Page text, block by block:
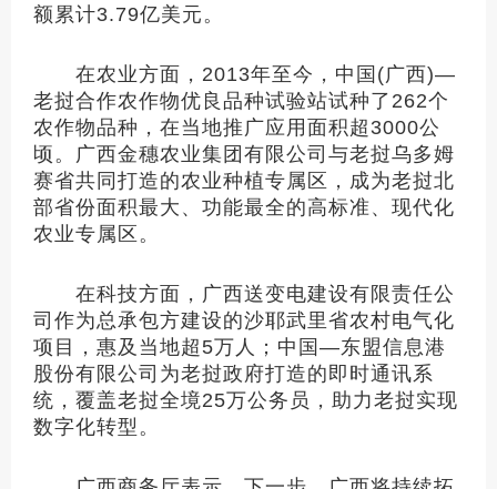
额累计3.79亿美元。
在农业方面，2013年至今，中国(广西)—
老挝合作农作物优良品种试验站试种了262个
农作物品种，在当地推广应用面积超3000公
顷。广西金穗农业集团有限公司与老挝乌多姆
赛省共同打造的农业种植专属区，成为老挝北
部省份面积最大、功能最全的高标准、现代化
农业专属区。
在科技方面，广西送变电建设有限责任公
司作为总承包方建设的沙耶武里省农村电气化
项目，惠及当地超5万人；中国—东盟信息港
股份有限公司为老挝政府打造的即时通讯系
统，覆盖老挝全境25万公务员，助力老挝实现
数字化转型。